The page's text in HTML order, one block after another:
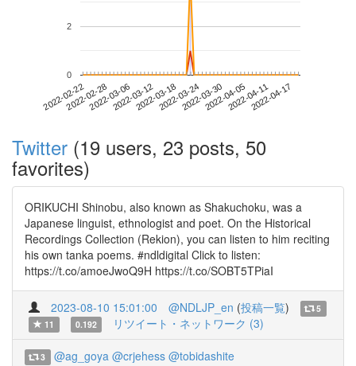
2022-02-222022-02-282022-03-062022-03-122022-03-182022-03-242022-03-302022-04-052022-04-112022-04-17
0
2
Twitter (19 users, 23 posts, 50
favorites)
ORIKUCHI Shinobu, also known as Shakuchoku, was a
Japanese linguist, ethnologist and poet. On the Historical
Recordings Collection (Rekion), you can listen to him reciting
his own tanka poems. #ndldigital Click to listen:
https://t.co/amoeJwoQ9H https://t.co/SOBT5TPiaI
2023-08-10 15:01:00 @NDLJP_en (投稿一覧)
5
11
0.192 リツイート・ネットワーク (3)
3 @ag_goya @crjehess @tobidashite